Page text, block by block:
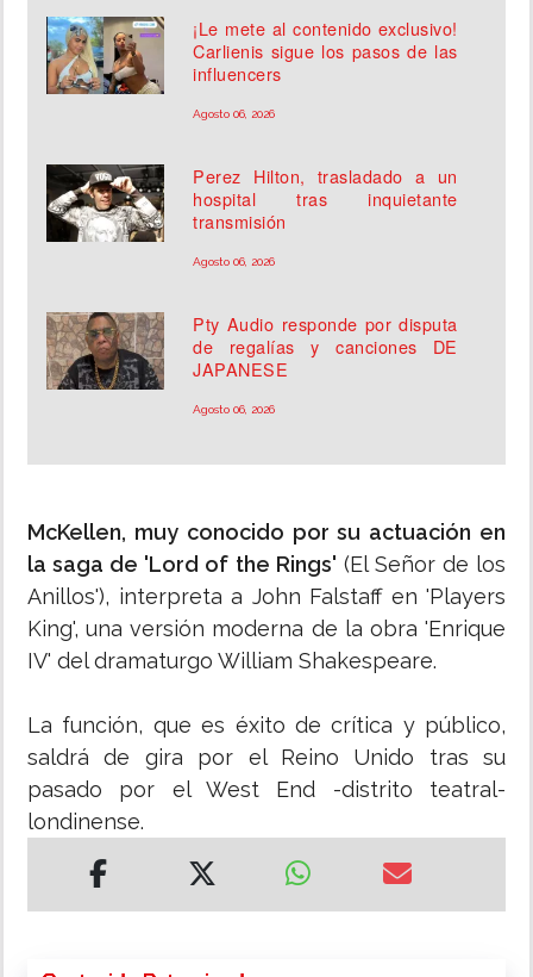
¡Le mete al contenido exclusivo!
Carlienis sigue los pasos de las
influencers
Agosto 06, 2026
Perez Hilton, trasladado a un
hospital tras inquietante
transmisión
Agosto 06, 2026
Pty Audio responde por disputa
de regalías y canciones DE
JAPANESE
Agosto 06, 2026
McKellen, muy conocido por su actuación en
la saga de 'Lord of the Rings' (El Señor de los
Anillos'), interpreta a John Falstaff en 'Players
King', una versión moderna de la obra 'Enrique
IV' del dramaturgo William Shakespeare.
La función, que es éxito de crítica y público,
saldrá de gira por el Reino Unido tras su
pasado por el West End -distrito teatral-
londinense.